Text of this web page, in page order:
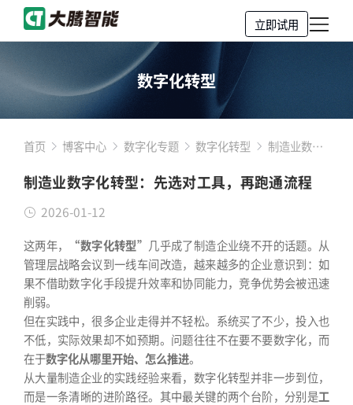
立即试用
数字化转型
首页 博客中心 数字化专题 数字化转型
制造业数字
选对工具，
制造业数字化转型：先选对工具，再跑通流程
2026-01-12
这两年， “数字化转型” 几乎成了制造企业绕不开的话题。从
管理层战略会议到一线车间改造，越来越多的企业意识到：如
果不借助数字化手段提升效率和协同能力，竞争优势会被迅速
削弱。
但在实践中，很多企业走得并不轻松。系统买了不少，投入也
不低，实际效果却不如预期。问题往往不在要不要数字化，而
在于数字化从哪里开始、怎么推进。
从大量制造企业的实践经验来看，数字化转型并非一步到位，
而是一条清晰的进阶路径。其中最关键的两个台阶，分别是工